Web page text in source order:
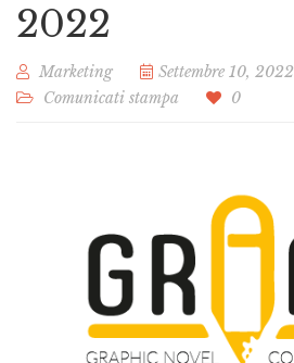
2022
Marketing Settembre 10, 2022
Comunicati stampa
0